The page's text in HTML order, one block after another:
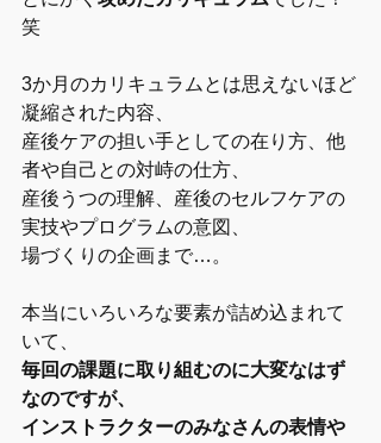
笑
3か月のカリキュラムとは思えないほど
凝縮された内容、
産後ケアの担い手としての在り方、他
者や自己との対峙の仕方、
産後うつの理解、産後のセルフケアの
実技やプログラムの意図、
場づくりの企画まで…。
本当にいろいろな要素が詰め込まれて
いて、
毎回の課題に取り組むのに大変なはず
なのですが、
インストラクターのみなさんの表情や